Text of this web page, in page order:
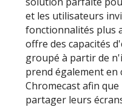
et les utilisateurs
fonctionnalités plus
offre des capacités
groupé à partir de
prend également en
Chromecast afin
partager leurs